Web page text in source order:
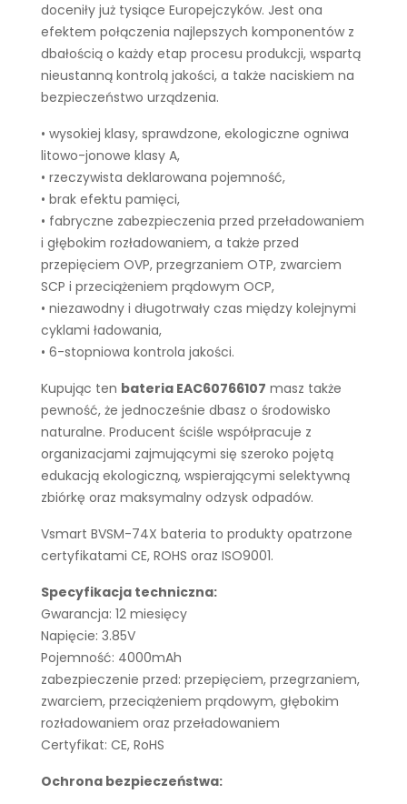
doceniły już tysiące Europejczyków. Jest ona
efektem połączenia najlepszych komponentów z
dbałością o każdy etap procesu produkcji, wspartą
nieustanną kontrolą jakości, a także naciskiem na
bezpieczeństwo urządzenia.
• wysokiej klasy, sprawdzone, ekologiczne ogniwa
litowo-jonowe klasy A,
• rzeczywista deklarowana pojemność,
• brak efektu pamięci,
• fabryczne zabezpieczenia przed przeładowaniem
i głębokim rozładowaniem, a także przed
przepięciem OVP, przegrzaniem OTP, zwarciem
SCP i przeciążeniem prądowym OCP,
• niezawodny i długotrwały czas między kolejnymi
cyklami ładowania,
• 6-stopniowa kontrola jakości.
Kupując ten bateria EAC60766107 masz także
pewność, że jednocześnie dbasz o środowisko
naturalne. Producent ściśle współpracuje z
organizacjami zajmującymi się szeroko pojętą
edukacją ekologiczną, wspierającymi selektywną
zbiórkę oraz maksymalny odzysk odpadów.
Vsmart BVSM-74X bateria to produkty opatrzone
certyfikatami CE, ROHS oraz ISO9001.
Specyfikacja techniczna:
Gwarancja: 12 miesięcy
Napięcie: 3.85V
Pojemność: 4000mAh
zabezpieczenie przed: przepięciem, przegrzaniem,
zwarciem, przeciążeniem prądowym, głębokim
rozładowaniem oraz przeładowaniem
Certyfikat: CE, RoHS
Ochrona bezpieczeństwa: